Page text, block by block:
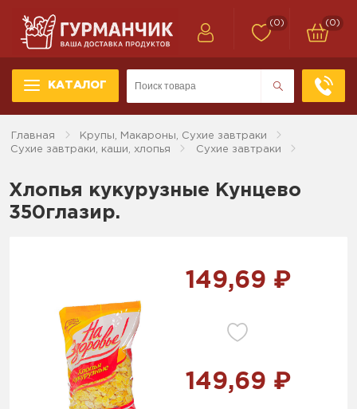
КАТАЛОГ
(0) (0)
Главная
Крупы, Макароны, Сухие завтраки
Сухие завтраки, каши, хлопья
Сухие завтраки
Хлопья кукурузные Кунцево
350глазир.
149,69 ₽
149,69 ₽